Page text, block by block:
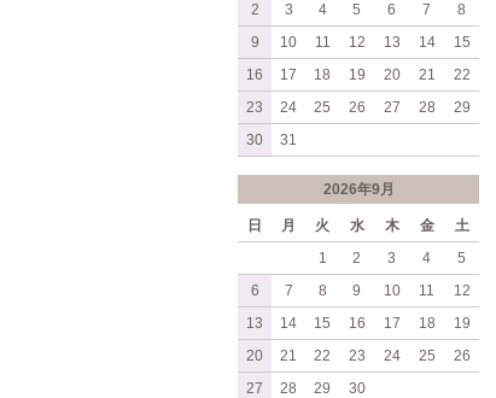
2
3 4 5 6 7
8
9
10 11 12 13 14
15
16
17 18 19 20 21
22
23
24 25 26 27 28
29
30
31
2026年9月
日 月 火 水 木 金
土
1
2 3 4
5
6
7 8 9 10 11
12
13
14 15 16 17 18
19
20
21 22 23 24 25
26
27
28 29 30